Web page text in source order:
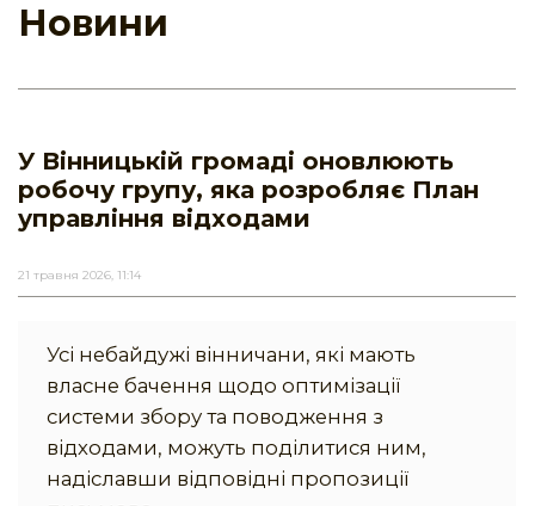
Новини
У Вінницькій громаді оновлюють
робочу групу, яка розробляє План
управління відходами
21 травня 2026, 11:14
Усі небайдужі вінничани, які мають
власне бачення щодо оптимізації
системи збору та поводження з
відходами, можуть поділитися ним,
надіславши відповідні пропозиції